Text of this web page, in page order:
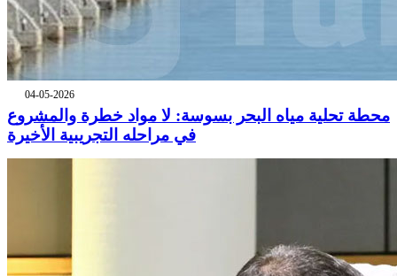
04-05-2026
محطة تحلية مياه البحر بسوسة: لا مواد خطرة والمشروع
في مراحله التجريبية الأخيرة